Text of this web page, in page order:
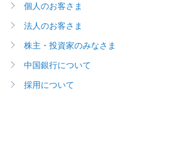
個人のお客さま
法人のお客さま
株主・投資家のみなさま
中国銀行について
採用について